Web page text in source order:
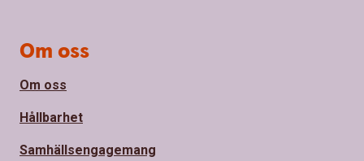
Om oss
Om oss
Hållbarhet
Samhällsengagemang